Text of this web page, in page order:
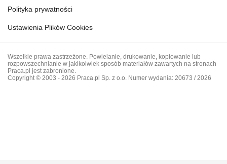
Polityka prywatności
Ustawienia Plików Cookies
Wszelkie prawa zastrzeżone. Powielanie, drukowanie, kopiowanie lub
rozpowszechnianie w jakikolwiek sposób materiałów zawartych na stronach
Praca.pl jest zabronione.
Copyright © 2003 - 2026 Praca.pl Sp. z o.o. Numer wydania: 20673 / 2026